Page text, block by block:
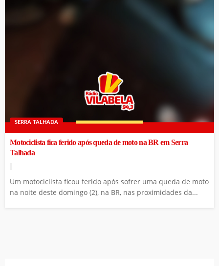
SERRA TALHADA
Motociclista fica ferido após queda de moto na BR em Serra
Talhada
Um motociclista ficou ferido após sofrer uma queda de moto
na noite deste domingo (2), na BR, nas proximidades da...